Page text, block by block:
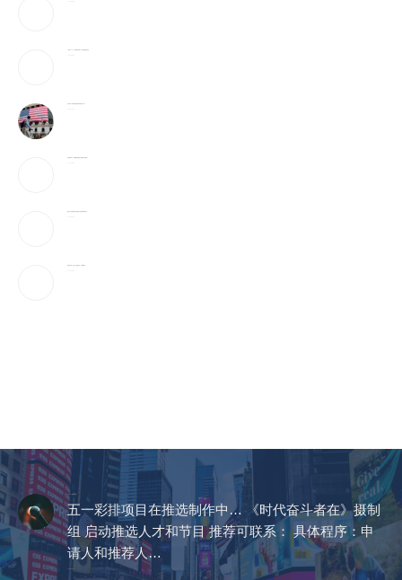
五一彩排项目在推选制作中… 《时代奋斗者在》摄制
组 启动推选人才和节目 推荐可联系： 具体程序：申
请人和推荐人…